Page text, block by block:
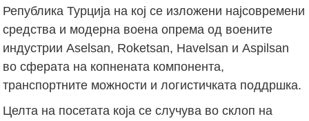
Република Турција на кој се изложени најсовремени
средства и модерна воена опрема од воените
индустрии Aselsan, Roketsan, Havelsan и Aspilsan
во сферата на копнената компонента,
транспортните можности и логистичката поддршка.
Целта на посетата која се случува во склоп на